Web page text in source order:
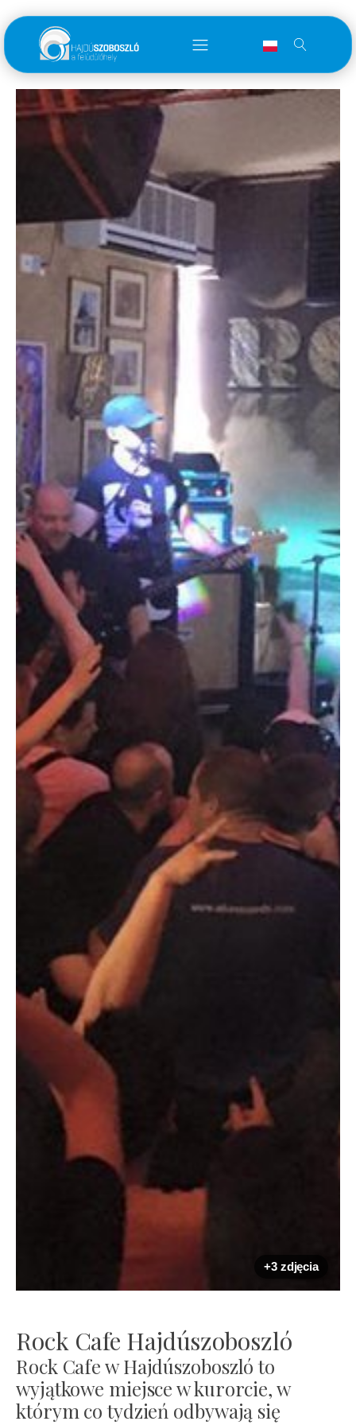
+3 zdjęcia
Rock Cafe Hajdúszoboszló
Rock Cafe w Hajdúszoboszló to
wyjątkowe miejsce w kurorcie, w
którym co tydzień odbywają się